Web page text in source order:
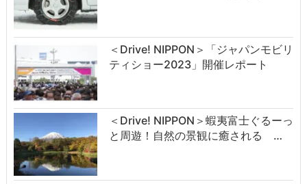
＜Drive! NIPPON＞「ジャパンモビリ
ティショー2023」開催レポート
＜Drive! NIPPON＞蝦夷富士ぐるーっ
と周遊！自然の景観に癒される …